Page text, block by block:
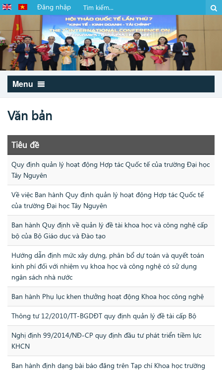
Đăng nhập
Menu
Văn bản
Tiêu đề
Quy định quản lý hoạt động Hợp tác Quốc tế của trường Đại học
Tây Nguyên
Về việc Ban hành Quy định quản lý hoạt động Hợp tác Quốc tế
của trường Đại học Tây Nguyên
Ban hành Quy định về quản lý đề tài khoa học và công nghệ cấp
bộ của Bộ Giáo dục và Đào tạo
Hướng dẫn định mức xây dựng, phân bổ dự toán và quyết toán
kinh phí đối với nhiệm vụ khoa học và công nghệ có sử dụng
ngân sách nhà nước
Ban hành Phụ lục khen thưởng hoạt động Khoa học công nghệ
Thông tư 12/2010/TT-BGDĐT quy định quản lý đề tài cấp Bộ
Nghị định 99/2014/NĐ-CP quy định đầu tư phát triển tiềm lực
KHCN
Ban hành định dạng bài báo đăng trên Tạp chí Khoa học trường